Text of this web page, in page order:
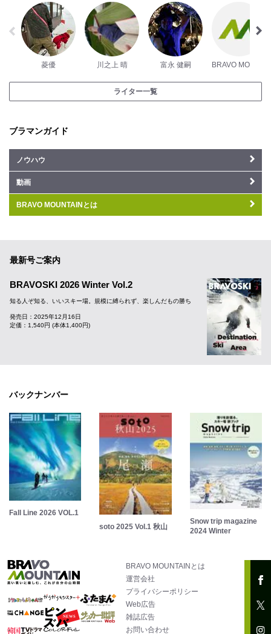
菱優 川之上 晴 富永 健嗣
ライター一覧
ブラマンガイド
ノウハウ
動画
BRAVO MOUNTAINとは
最新号ご案内
BRAVOSKI 2026 Winter Vol.2
知る人ぞ知る、いいスキー場。規模に縛られず、楽しんだもの勝ち
発売日：2025年12月16日
定価：1,540円 (本体1,400円)
バックナンバー
Fall Line 2026 VOL.1
soto 2025 Vol.1 秋山
Snow trip magazine
2024 Winter
BRAVO MOUNTAINとは
運営会社
プライバシーポリシー
Web広告
雑誌広告
お問い合わせ